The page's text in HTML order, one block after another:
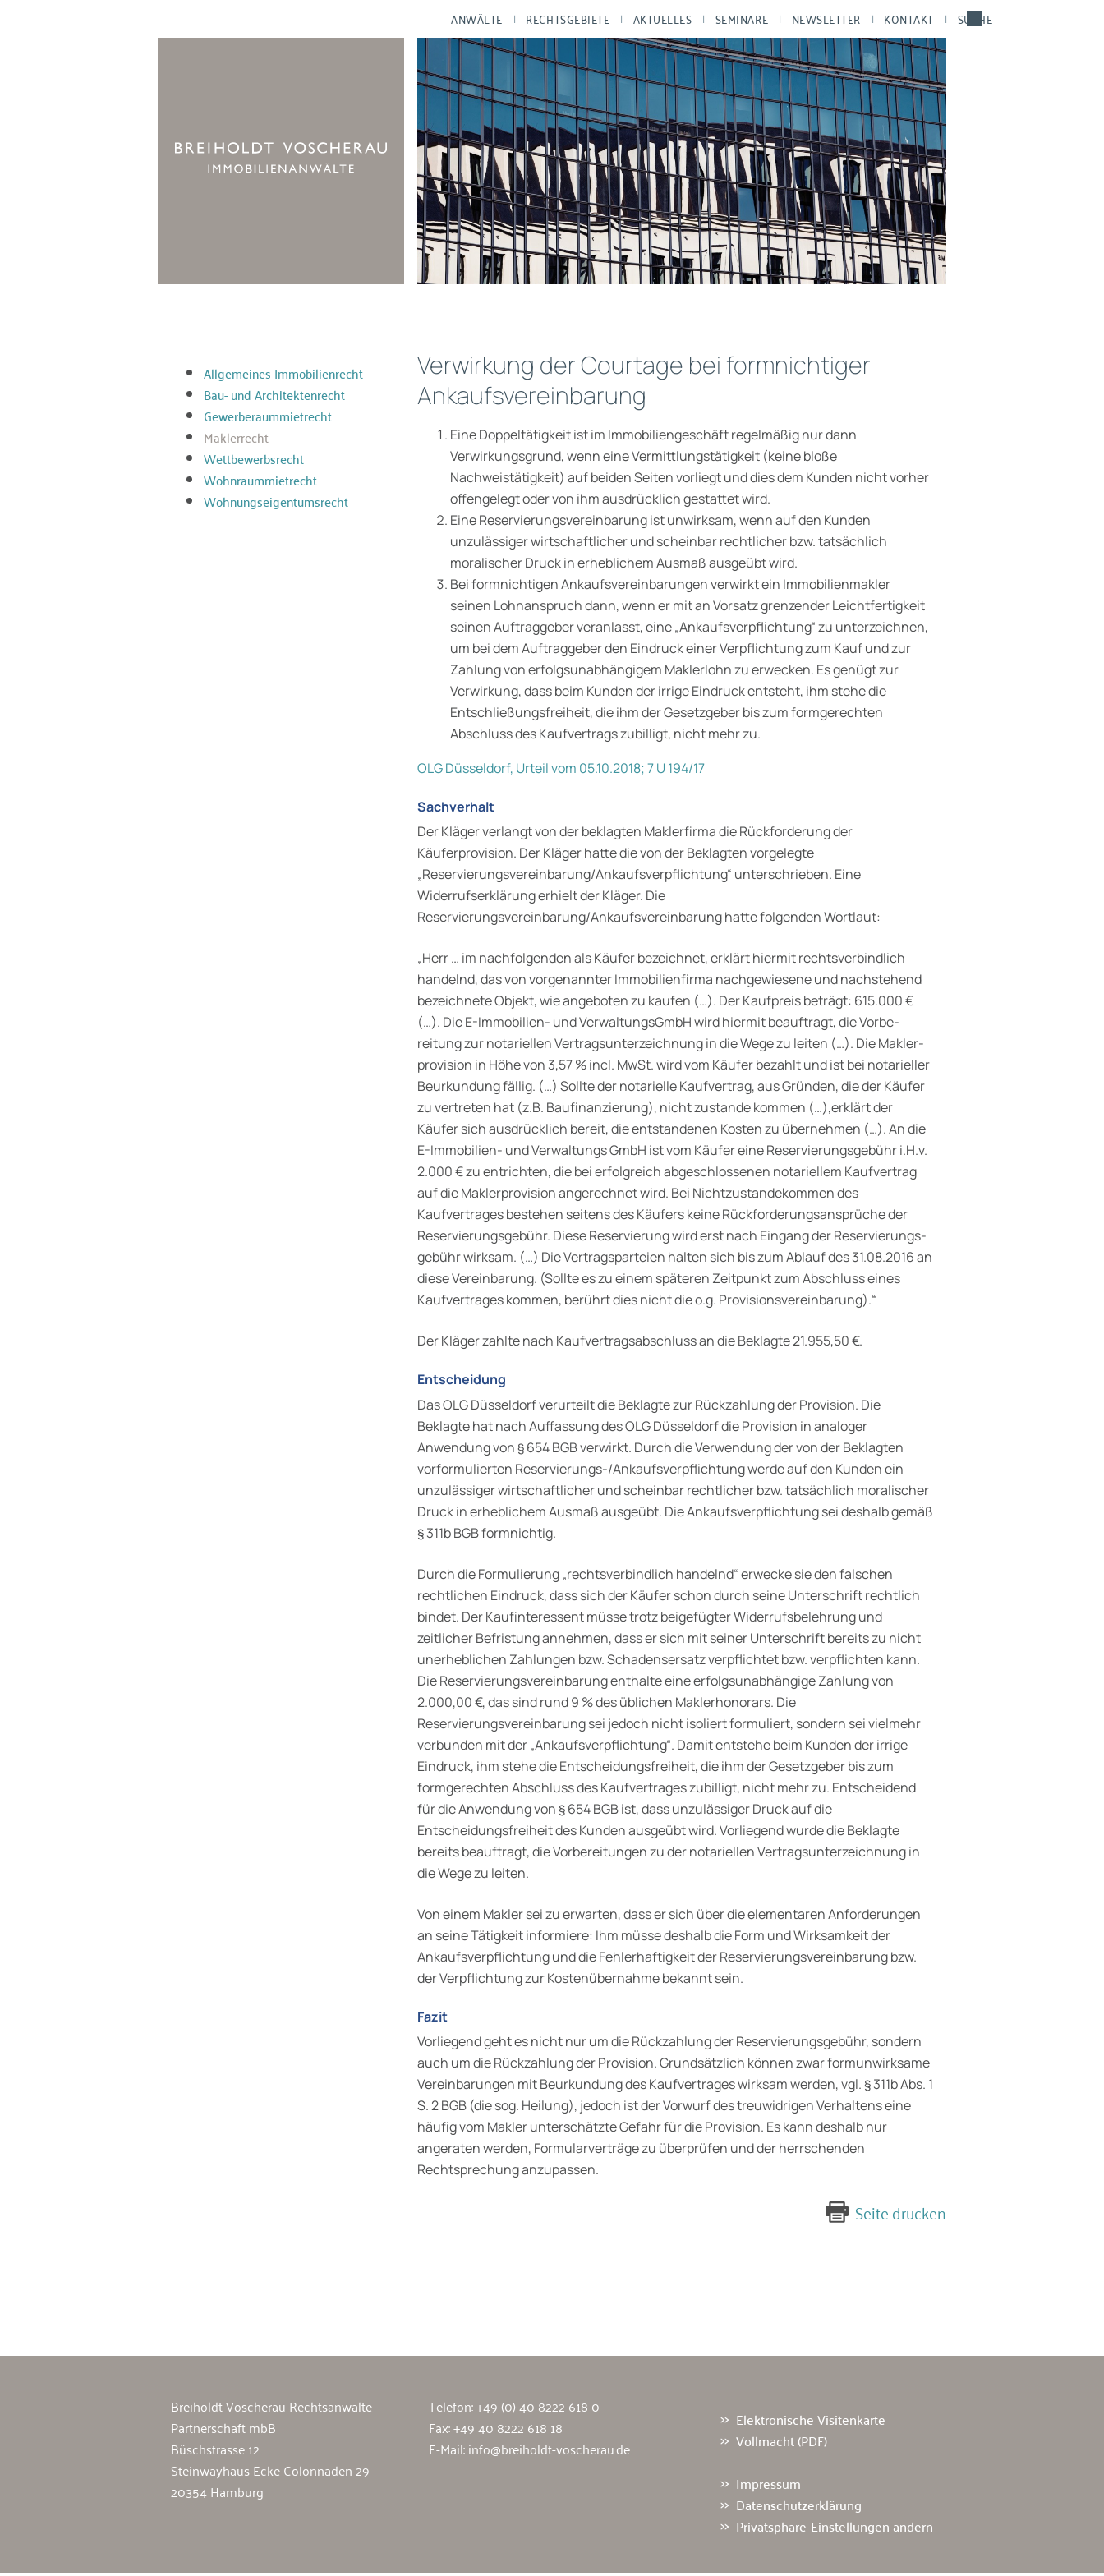
ANWÄLTE RECHTSGEBIETE AKTUELLES SEMINARE NEWSLETTER KONTAKT SUCHE
Allgemeines Immobilienrecht
Bau- und Architektenrecht
Gewerberaummietrecht
Maklerrecht
Wettbewerbsrecht
Wohnraummietrecht
Wohnungseigentumsrecht
Verwirkung der Courtage bei formnichtiger
Ankaufsvereinbarung
Eine Doppeltätigkeit ist im Immobiliengeschäft regelmäßig nur dann
Verwirkungsgrund, wenn eine Vermittlungstätigkeit (keine bloße
Nachweistätigkeit) auf beiden Seiten vorliegt und dies dem Kunden nicht vorher
offengelegt oder von ihm ausdrücklich gestattet wird.
Eine Reservierungsvereinbarung ist unwirksam, wenn auf den Kunden
unzulässiger wirt­schaftlicher und scheinbar rechtlicher bzw. tatsächlich
moralischer Druck in erheblichem Ausmaß ausgeübt wird.
Bei formnichtigen Ankaufsvereinbarungen verwirkt ein Immobilienmakler
seinen Lohn­anspruch dann, wenn er mit an Vorsatz grenzender Leichtfertigkeit
seinen Auftraggeber veranlasst, eine „Ankaufsverpflichtung“ zu unterzeichnen,
um bei dem Auftraggeber den Eindruck einer Verpflichtung zum Kauf und zur
Zahlung von erfolgsunabhängigem Makler­lohn zu erwecken. Es genügt zur
Verwirkung, dass beim Kunden der irrige Eindruck ent­steht, ihm stehe die
Entschließungsfreiheit, die ihm der Gesetzgeber bis zum formge­rechten
Abschluss des Kaufvertrags zubilligt, nicht mehr zu.
OLG Düsseldorf, Urteil vom 05.10.2018; 7 U 194/17
Sachverhalt
Der Kläger verlangt von der beklagten Maklerfirma die Rückforderung der
Käuferprovision. Der Kläger hatte die von der Beklagten vorgelegte
„Reservierungsverein­barung/Ankaufsverpflichtung“ unterschrieben. Eine
Widerrufserklärung erhielt der Kläger. Die
Reservierungsvereinbarung/Ankaufsvereinbarung hatte folgenden Wortlaut:
„Herr … im nachfolgenden als Käufer bezeichnet, erklärt hiermit rechtsverbindlich
handelnd, das von vorgenannter Immobilienfirma nachgewiesene und nachstehend
bezeichnete Objekt, wie angeboten zu kaufen (…). Der Kaufpreis beträgt: 615.000 €
(…). Die E-Immobilien- und VerwaltungsGmbH wird hiermit beauftragt, die Vorbe­
reitung zur notariellen Vertragsunterzeichnung in die Wege zu leiten (…). Die Makler­
provision in Höhe von 3,57 % incl. MwSt. wird vom Käufer bezahlt und ist bei notarieller
Beurkundung fällig. (…) Sollte der notarielle Kaufvertrag, aus Gründen, die der Käufer
zu vertreten hat (z.B. Baufinanzierung), nicht zustande kommen (…),erklärt der
Käufer sich ausdrücklich bereit, die entstandenen Kosten zu übernehmen (…). An die
E-Immobilien- und Verwaltungs GmbH ist vom Käufer eine Reservierungsgebühr i.H.v.
2.000 € zu entrichten, die bei erfolgreich abgeschlossenen notariellem Kauf­vertrag
auf die Maklerprovision angerechnet wird. Bei Nichtzustandekommen des
Kaufvertrages bestehen seitens des Käufers keine Rückforderungsansprüche der
Reservierungsgebühr. Diese Reservierung wird erst nach Eingang der Reservierungs­
gebühr wirksam. (…) Die Vertragsparteien halten sich bis zum Ablauf des 31.08.2016 an
diese Vereinbarung. (Sollte es zu einem späteren Zeitpunkt zum Abschluss eines
Kaufvertrages kommen, berührt dies nicht die o.g. Provisionsvereinbarung).“
Der Kläger zahlte nach Kaufvertragsabschluss an die Beklagte 21.955,50 €.
Entscheidung
Das OLG Düsseldorf verurteilt die Beklagte zur Rückzahlung der Provision. Die
Beklagte hat nach Auffassung des OLG Düsseldorf die Provision in analoger
Anwendung von § 654 BGB verwirkt. Durch die Verwendung der von der Beklagten
vorformulierten Reservierungs-/Ankaufsverpflichtung werde auf den Kunden ein
unzulässiger wirtschaftlicher und scheinbar rechtlicher bzw. tatsächlich moralischer
Druck in erheblichem Ausmaß ausgeübt. Die Ankaufs­verpflichtung sei deshalb gemäß
§ 311b BGB formnichtig.
Durch die Formulierung „rechtsverbindlich handelnd“ erwecke sie den falschen
rechtlichen Eindruck, dass sich der Käufer schon durch seine Unterschrift rechtlich
bindet. Der Kauf­interessent müsse trotz beigefügter Widerrufsbelehrung und
zeitlicher Befristung annehmen, dass er sich mit seiner Unterschrift bereits zu nicht
unerheblichen Zahlungen bzw. Schadens­ersatz verpflichtet bzw. verpflichten kann.
Die Reservierungsvereinbarung enthalte eine erfolgsunabhängige Zahlung von
2.000,00 €, das sind rund 9 % des üblichen Maklerhonorars. Die
Reservierungsvereinbarung sei jedoch nicht isoliert formuliert, sondern sei vielmehr
ver­bunden mit der „Ankaufsverpflichtung“. Damit entstehe beim Kunden der irrige
Eindruck, ihm stehe die Entscheidungsfreiheit, die ihm der Gesetzgeber bis zum
formgerechten Abschluss des Kaufvertrages zubilligt, nicht mehr zu. Entscheidend
für die Anwendung von § 654 BGB ist, dass unzulässiger Druck auf die
Entscheidungsfreiheit des Kunden ausgeübt wird. Vorliegend wurde die Beklagte
bereits beauftragt, die Vorbereitungen zu der notariellen Vertragsunterzeichnung in
die Wege zu leiten.
Von einem Makler sei zu erwarten, dass er sich über die elementaren Anforderungen
an seine Tätigkeit informiere: Ihm müsse deshalb die Form und Wirksamkeit der
Ankaufsverpflichtung und die Fehlerhaftigkeit der Reservierungsvereinbarung bzw.
der Verpflichtung zur Kosten­übernahme bekannt sein.
Fazit
Vorliegend geht es nicht nur um die Rückzahlung der Reservierungsgebühr, sondern
auch um die Rückzahlung der Provision. Grundsätzlich können zwar formunwirksame
Vereinbarungen mit Beurkundung des Kaufvertrages wirksam werden, vgl. § 311b Abs. 1
S. 2 BGB (die sog. Heilung), jedoch ist der Vorwurf des treuwidrigen Verhaltens eine
häufig vom Makler unter­schätzte Gefahr für die Provision. Es kann deshalb nur
angeraten werden, Formularverträge zu überprüfen und der herrschenden
Rechtsprechung anzupassen.
Seite drucken
Breiholdt Voscherau Rechtsanwälte
Partnerschaft mbB
Büschstrasse 12
Steinwayhaus Ecke Colonnaden 29
20354 Hamburg
Telefon:+49 (0) 40 8222 618 0
Fax: +49 40 8222 618 18
E-Mail:info@breiholdt-voscherau.de
Elektronische Visitenkarte
Vollmacht (PDF)
Impressum
Datenschutzerklärung
Privatsphäre-Einstellungen ändern